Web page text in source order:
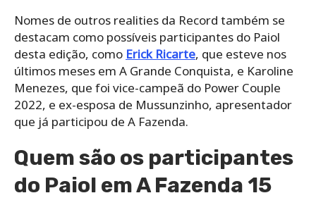
Nomes de outros realities da Record também se
destacam como possíveis participantes do Paiol
desta edição, como Erick Ricarte, que esteve nos
últimos meses em A Grande Conquista, e Karoline
Menezes, que foi vice-campeã do Power Couple
2022, e ex-esposa de Mussunzinho, apresentador
que já participou de A Fazenda.
Quem são os participantes
do Paiol em A Fazenda 15